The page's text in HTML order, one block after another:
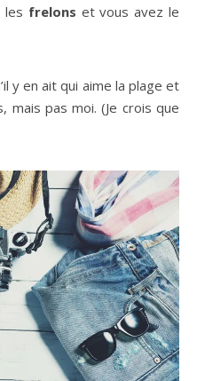
les frelons et vous avez le
y en ait qui aime la plage et
mais pas moi. (Je crois que